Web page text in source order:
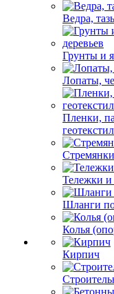
Ведра,
Грунты и
Лопаты,
Пленки,
Стремянки
Тележки и
Шланги
Колья
Кирпич